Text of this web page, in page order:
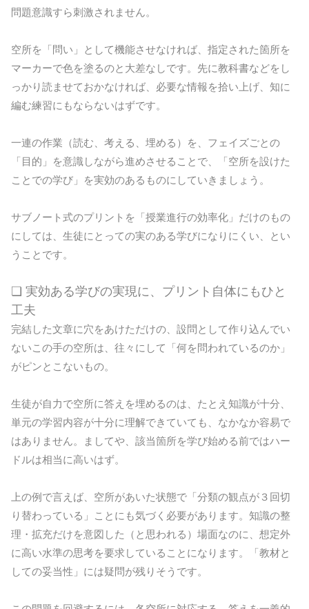
問題意識すら刺激されません。
空所を「問い」として機能させなければ、指定された箇所を
マーカーで色を塗るのと大差なしです。先に教科書などをし
っかり読ませておかなければ、必要な情報を拾い上げ、知に
編む練習にもならないはずです。
一連の作業（読む、考える、埋める）を、フェイズごとの
「目的」を意識しながら進めさせることで、「空所を設けた
ことでの学び」を実効のあるものにしていきましょう。
サブノート式のプリントを「授業進行の効率化」だけのもの
にしては、生徒にとっての実のある学びになりにくい、とい
うことです。
❏ 実効ある学びの実現に、プリント自体にもひと
工夫
完結した文章に穴をあけただけの、設問として作り込んでい
ないこの手の空所は、往々にして「何を問われているのか」
がピンとこないもの。
生徒が自力で空所に答えを埋めるのは、たとえ知識が十分、
単元の学習内容が十分に理解できていても、なかなか容易で
はありません。ましてや、該当箇所を学び始める前ではハー
ドルは相当に高いはず。
上の例で言えば、空所があいた状態で「分類の観点が３回切
り替わっている」ことにも気づく必要があります。知識の整
理・拡充だけを意図した（と思われる）場面なのに、想定外
に高い水準の思考を要求していることになります。「教材と
しての妥当性」には疑問が残りそうです。